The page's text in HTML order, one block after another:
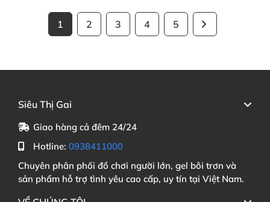
1 2 3 4 5
Siêu Thị Gai
Giao hàng cả đêm 24/24
Hotline: 0938411000
Chuyên phân phối đồ chơi người lớn, gel bôi trơn và
sản phẩm hỗ trợ tình yêu cao cấp, uy tín tại Việt Nam.